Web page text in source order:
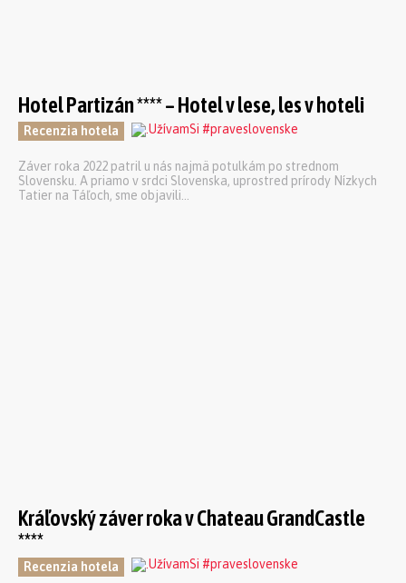
Hotel Partizán **** – Hotel v lese, les v hoteli
Recenzia hotela
Záver roka 2022 patril u nás najmä potulkám po strednom
Slovensku. A priamo v srdci Slovenska, uprostred prírody Nízkych
Tatier na Táľoch, sme objavili...
Kráľovský záver roka v Chateau GrandCastle
****
Recenzia hotela